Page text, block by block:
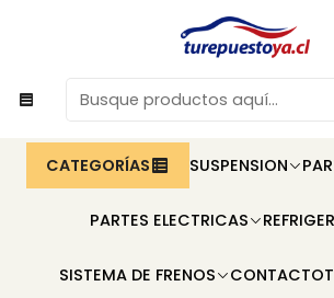
CATEGORÍAS SUSPENSION
PARTES ELECTRICAS
SISTEMA DE FRENOS CONTACTO